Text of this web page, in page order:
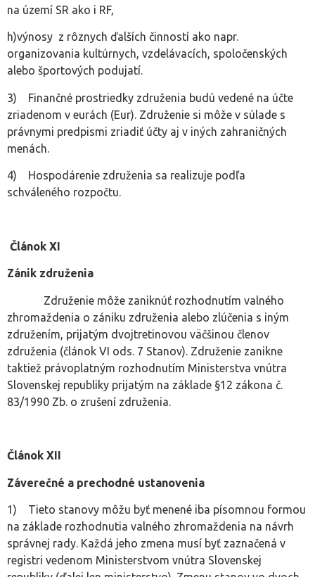
na území SR ako i RF,
h)výnosy z rôznych ďalších činností ako napr.
organizovania kultúrnych, vzdelávacích, spoločenských
alebo športových podujatí.
3) Finančné prostriedky združenia budú vedené na účte
zriadenom v eurách (Eur). Združenie si môže v súlade s
právnymi predpismi zriadiť účty aj v iných zahraničných
menách.
4) Hospodárenie združenia sa realizuje podľa
schváleného rozpočtu.
Článok XI
Zánik združenia
Združenie môže zaniknúť rozhodnutím valného
zhromaždenia o zániku združenia alebo zlúčenia s iným
združením, prijatým dvojtretinovou väčšinou členov
združenia (článok VI ods. 7 Stanov). Združenie zanikne
taktiež právoplatným rozhodnutím Ministerstva vnútra
Slovenskej republiky prijatým na základe §12 zákona č.
83/1990 Zb. o zrušení združenia.
Článok XII
Záverečné a prechodné ustanovenia
1) Tieto stanovy môžu byť menené iba písomnou formou
na základe rozhodnutia valného zhromaždenia na návrh
správnej rady. Každá jeho zmena musí byť zaznačená v
registri vedenom Ministerstvom vnútra Slovenskej